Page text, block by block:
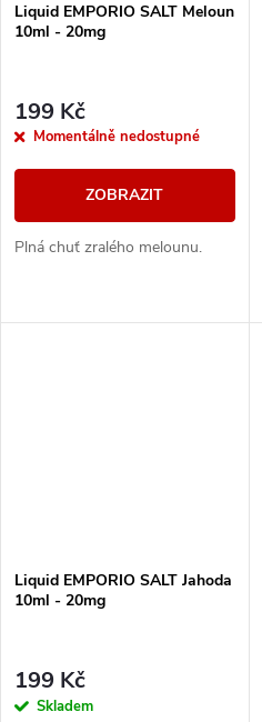
Liquid EMPORIO SALT Meloun
10ml - 20mg
199 Kč
Momentálně nedostupné
ZOBRAZIT
Plná chuť zralého melounu.
Liquid EMPORIO SALT Jahoda
10ml - 20mg
199 Kč
Skladem